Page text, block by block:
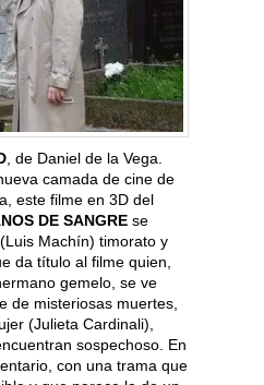
, de Daniel de la Vega.
camada de cine de
este filme en 3D del
DE SANGRE se
Machín) timorato y
da título al filme quien,
gemelo, se ve
de misteriosas muertes,
(Julieta Cardinali),
sospechoso. En
con una trama que